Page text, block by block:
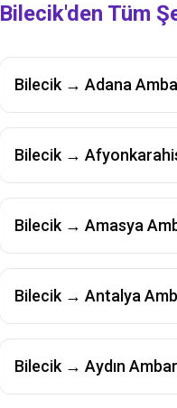
Bilecik'den Tüm
Bilecik → Adana
Bilecik →
Bilecik → Amasya
Bilecik → Antalya
Bilecik → Aydın